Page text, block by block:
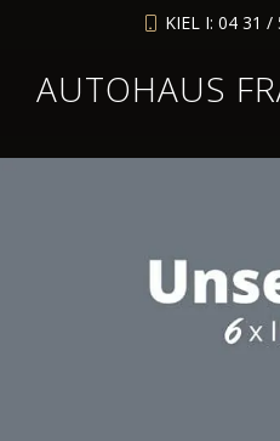
KIEL I: 04 31 /
AUTOHAUS